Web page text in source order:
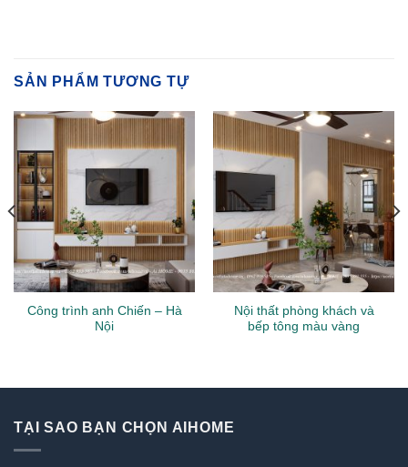
SẢN PHẨM TƯƠNG TỰ
Công trình anh Chiến – Hà
Nội
Nội thất phòng khách và
bếp tông màu vàng
TẠI SAO BẠN CHỌN AIHOME